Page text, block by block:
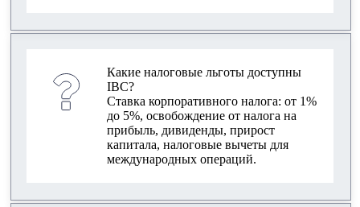
Какие налоговые льготы доступны
IBC?
Ставка корпоративного налога: от 1%
до 5%, освобождение от налога на
прибыль, дивиденды, прирост
капитала, налоговые вычеты для
международных операций.